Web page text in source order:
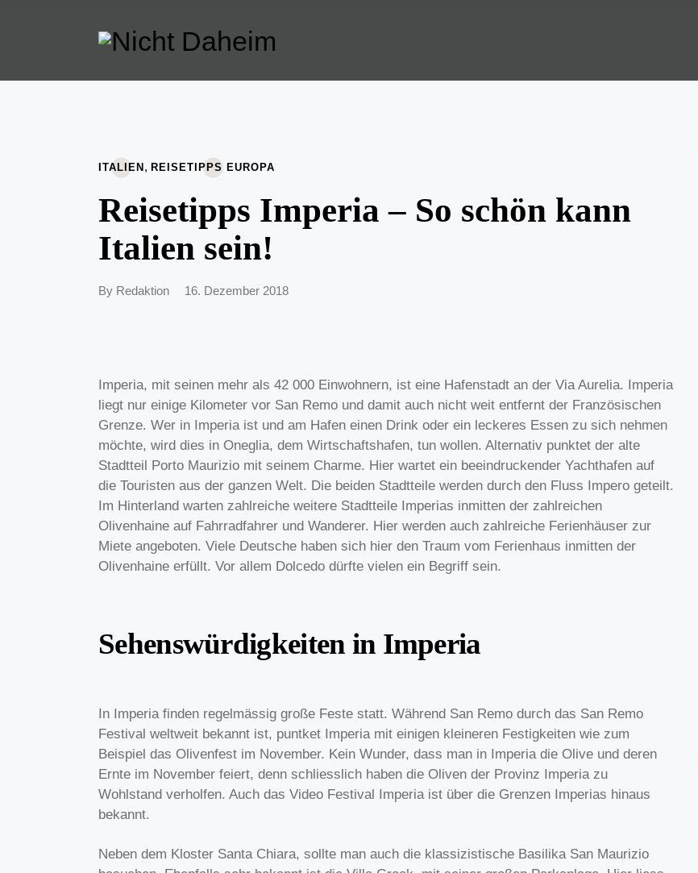
ITALIEN , REISETIPPS EUROPA
Reisetipps Imperia – So schön kann
Italien sein!
By Redaktion 16. Dezember 2018
Imperia, mit seinen mehr als 42 000 Einwohnern, ist eine Hafenstadt an der Via Aurelia. Imperia
liegt nur einige Kilometer vor San Remo und damit auch nicht weit entfernt der Französischen
Grenze. Wer in Imperia ist und am Hafen einen Drink oder ein leckeres Essen zu sich nehmen
möchte, wird dies in Oneglia, dem Wirtschaftshafen, tun wollen. Alternativ punktet der alte
Stadtteil Porto Maurizio mit seinem Charme. Hier wartet ein beeindruckender Yachthafen auf
die Touristen aus der ganzen Welt. Die beiden Stadtteile werden durch den Fluss Impero geteilt.
Im Hinterland warten zahlreiche weitere Stadtteile Imperias inmitten der zahlreichen
Olivenhaine auf Fahrradfahrer und Wanderer. Hier werden auch zahlreiche Ferienhäuser zur
Miete angeboten. Viele Deutsche haben sich hier den Traum vom Ferienhaus inmitten der
Olivenhaine erfüllt. Vor allem Dolcedo dürfte vielen ein Begriff sein.
Sehenswürdigkeiten in Imperia
In Imperia finden regelmässig große Feste statt. Während San Remo durch das San Remo
Festival weltweit bekannt ist, puntket Imperia mit einigen kleineren Festigkeiten wie zum
Beispiel das Olivenfest im November. Kein Wunder, dass man in Imperia die Olive und deren
Ernte im November feiert, denn schliesslich haben die Oliven der Provinz Imperia zu
Wohlstand verholfen. Auch das Video Festival Imperia ist über die Grenzen Imperias hinaus
bekannt.
Neben dem Kloster Santa Chiara, sollte man auch die klassizistische Basilika San Maurizio